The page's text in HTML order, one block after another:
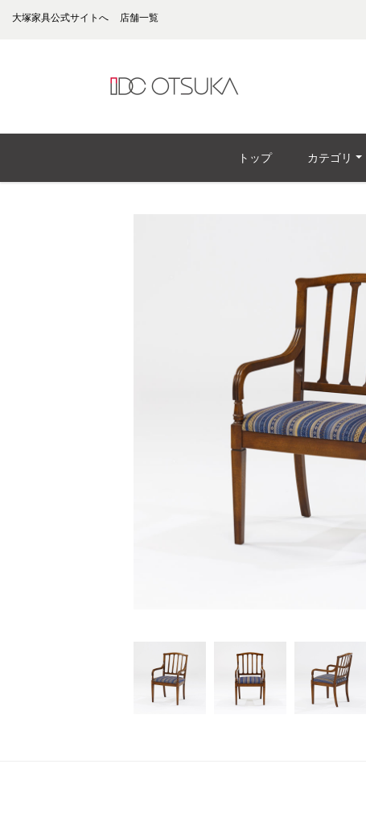
大塚家具公式サイトへ 店舗一覧
トップ カテゴリ